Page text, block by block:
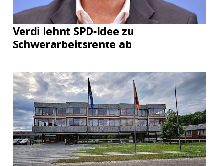
Verdi lehnt SPD-Idee zu
Schwerarbeitsrente ab